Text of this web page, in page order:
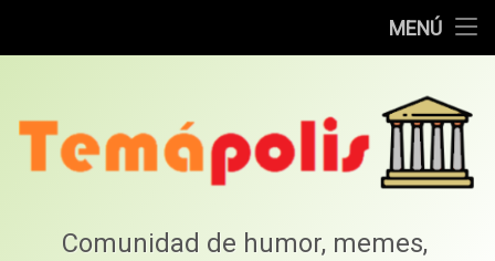
MENÚ
Lista de Megapost
Tabla de puntos
Comunidad de humor, memes,